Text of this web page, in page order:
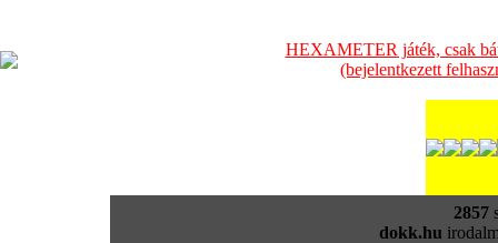
HEXAMETER játék, csak
(bejelentkezett
2857
dokk.hu